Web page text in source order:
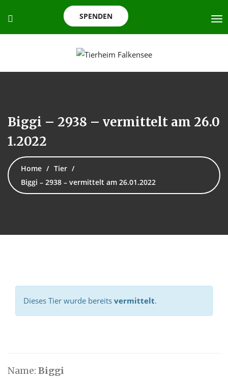
SPENDEN
Biggi – 2938 – vermittelt am 26.0
1.2022
Home
Tier
Biggi – 2938 – vermittelt am 26.01.2022
Dieses Tier wurde bereits vermittelt.
Name: Biggi